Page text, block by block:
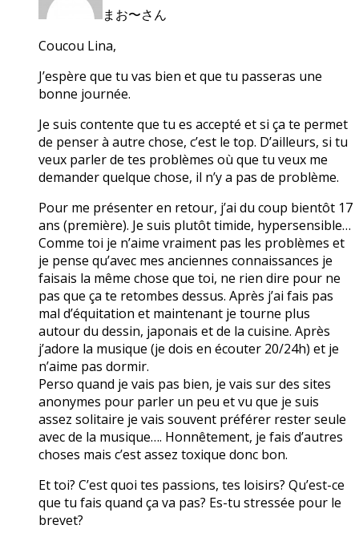
まお〜さん
Coucou Lina,
J’espère que tu vas bien et que tu passeras une
bonne journée.
Je suis contente que tu es accepté et si ça te permet
de penser à autre chose, c’est le top. D’ailleurs, si tu
veux parler de tes problèmes où que tu veux me
demander quelque chose, il n’y a pas de problème.
Pour me présenter en retour, j’ai du coup bientôt 17
ans (première). Je suis plutôt timide, hypersensible…
Comme toi je n’aime vraiment pas les problèmes et
je pense qu’avec mes anciennes connaissances je
faisais la même chose que toi, ne rien dire pour ne
pas que ça te retombes dessus. Après j’ai fais pas
mal d’équitation et maintenant je tourne plus
autour du dessin, japonais et de la cuisine. Après
j’adore la musique (je dois en écouter 20/24h) et je
n’aime pas dormir.
Perso quand je vais pas bien, je vais sur des sites
anonymes pour parler un peu et vu que je suis
assez solitaire je vais souvent préférer rester seule
avec de la musique…. Honnêtement, je fais d’autres
choses mais c’est assez toxique donc bon.
Et toi? C’est quoi tes passions, tes loisirs? Qu’est-ce
que tu fais quand ça va pas? Es-tu stressée pour le
brevet?